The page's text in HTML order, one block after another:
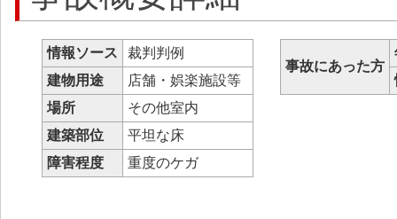
情報ソース
裁判判例
建物用途
店舗・娯楽施設等
場所
その他室内
建築部位
平坦な床
障害程度
重度のケガ
事故にあった方